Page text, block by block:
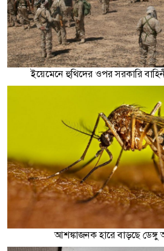
ইয়েমেনে হুথিদের ওপর সরকারি
আশঙ্কাজনক হারে বাড়ছে ডেঙ্গু